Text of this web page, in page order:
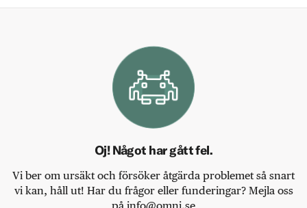
Oj! Något har gått fel.
Vi ber om ursäkt och försöker åtgärda problemet så snart
vi kan, håll ut! Har du frågor eller funderingar? Mejla oss